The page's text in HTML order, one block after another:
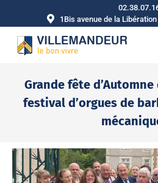
1Bis avenue de la
Grande fête
festival d’orgues de